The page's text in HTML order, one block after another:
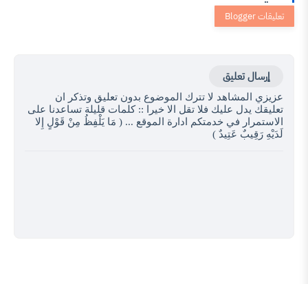
لا تترك الموضوع بدون تعليق وتذكر ان
عليك فلا تقل الا خيرا :: كلمات قليلة تساعدنا على
في خدمتكم ادارة الموقع ... ( مَا يَلْفِظُ مِنْ قَوْلٍ إِلا
)